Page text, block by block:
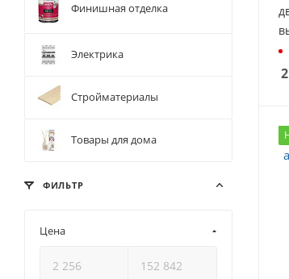
Финишная отделка
Электрика
Стройматериалы
Товары для дома
ФИЛЬТР
Цена